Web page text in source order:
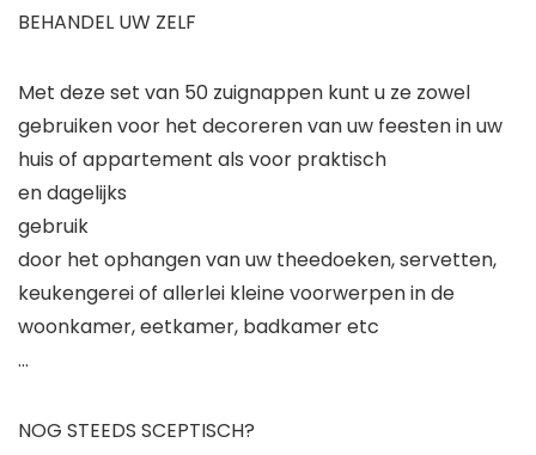
BEHANDEL UW ZELF
Met deze set van 50 zuignappen kunt u ze zowel
gebruiken voor het decoreren van uw feesten in uw
huis of appartement als voor praktisch
en dagelijks
gebruik
door het ophangen van uw theedoeken, servetten,
keukengerei of allerlei kleine voorwerpen in de
woonkamer, eetkamer, badkamer etc
…
NOG STEEDS SCEPTISCH?